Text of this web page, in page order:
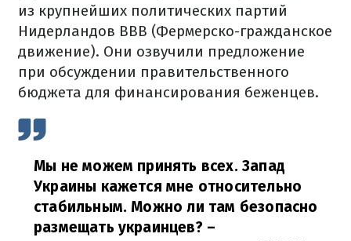
из крупнейших политических партий
Нидерландов BBB (Фермерско-гражданское
движение). Они озвучили предложение
при обсуждении правительственного
бюджета для финансирования беженцев.
Мы не можем принять всех. Запад
Украины кажется мне относительно
стабильным. Можно ли там безопасно
размещать украинцев? –